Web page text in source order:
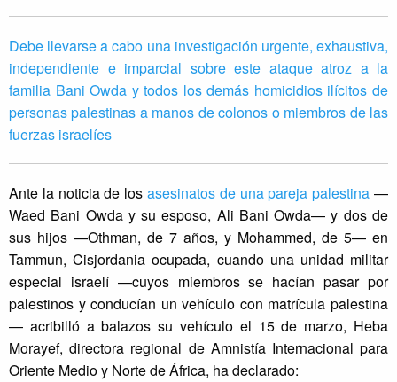
Debe llevarse a cabo una investigación urgente, exhaustiva,
independiente e imparcial sobre este ataque atroz a la
familia Bani Owda y todos los demás homicidios ilícitos de
personas palestinas a manos de colonos o miembros de las
fuerzas israelíes
Ante la noticia de los asesinatos de una pareja palestina —
Waed Bani Owda y su esposo, Ali Bani Owda— y dos de
sus hijos —Othman, de 7 años, y Mohammed, de 5— en
Tammun, Cisjordania ocupada, cuando una unidad militar
especial israelí —cuyos miembros se hacían pasar por
palestinos y conducían un vehículo con matrícula palestina
— acribilló a balazos su vehículo el 15 de marzo, Heba
Morayef, directora regional de Amnistía Internacional para
Oriente Medio y Norte de África, ha declarado: